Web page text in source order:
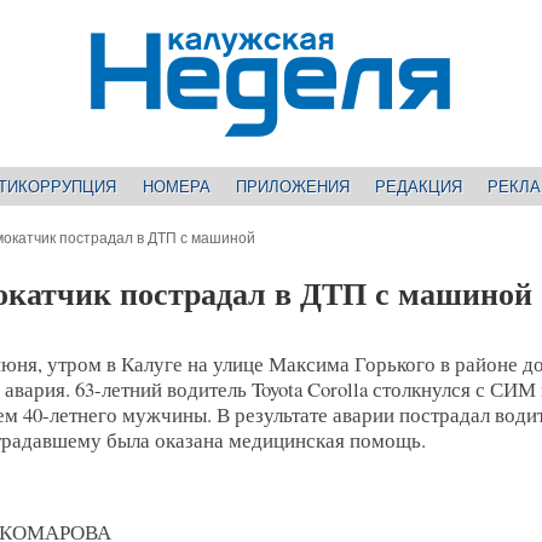
НОМЕРА ПРИЛОЖЕНИЯ РЕДАКЦИЯ
пострадал в ДТП с машиной
пострадал в ДТП с машиной
утром в Калуге на улице Максима Горького в районе
63-летний водитель Toyota Corolla столкнулся с
40-летнего мужчины. В результате аварии пострадал
была оказана медицинская помощь.
КОМАРОВА